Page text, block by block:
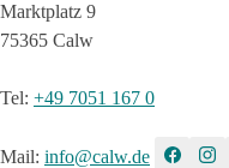
Marktplatz 9
75365 Calw
Tel: +49 7051 167 0
Mail: info@calw.de